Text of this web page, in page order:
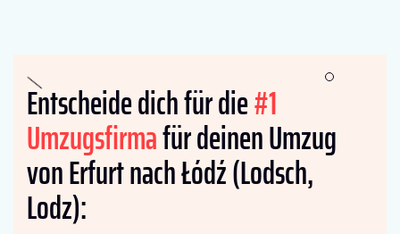
Entscheide dich für die#1
Umzugsfirmafür deinen Umzug
von Erfurt nach Łódź (Lodsch,
Lodz):